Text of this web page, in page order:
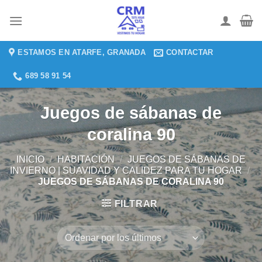
ESTAMOS EN ATARFE, GRANADA CONTACTAR
689 58 91 54
Juegos de sábanas de
coralina 90
INICIO / HABITACIÓN / JUEGOS DE SÁBANAS DE
INVIERNO | SUAVIDAD Y CALIDEZ PARA TU HOGAR /
JUEGOS DE SÁBANAS DE CORALINA 90
FILTRAR